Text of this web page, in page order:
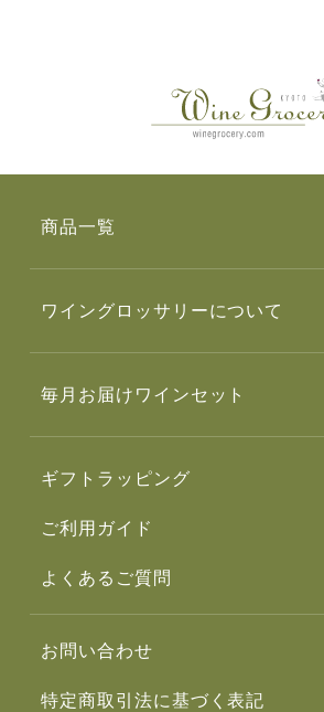
商品一覧
ワイングロッサリーについて
毎月お届けワインセット
ギフトラッピング
ご利用ガイド
よくあるご質問
お問い合わせ
特定商取引法に基づく表記